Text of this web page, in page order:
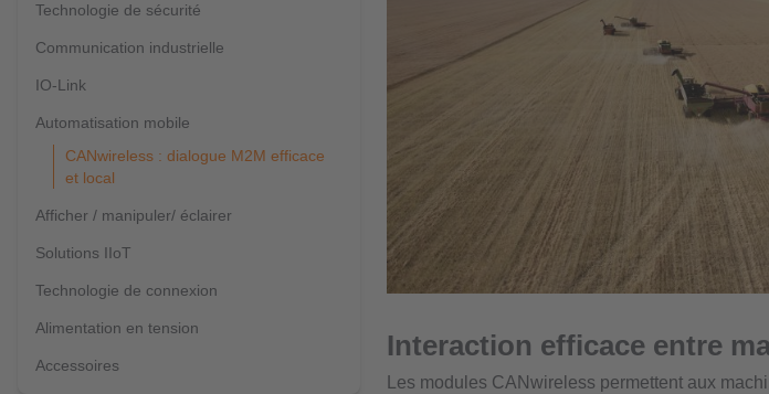
Technologie de sécurité
Communication industrielle
IO-Link
Automatisation mobile
CANwireless : dialogue M2M efficace
et local
Afficher / manipuler/ éclairer
Solutions IIoT
Technologie de connexion
Alimentation en tension
Accessoires
Interaction efficace entre
Les modules CANwireless permettent aux